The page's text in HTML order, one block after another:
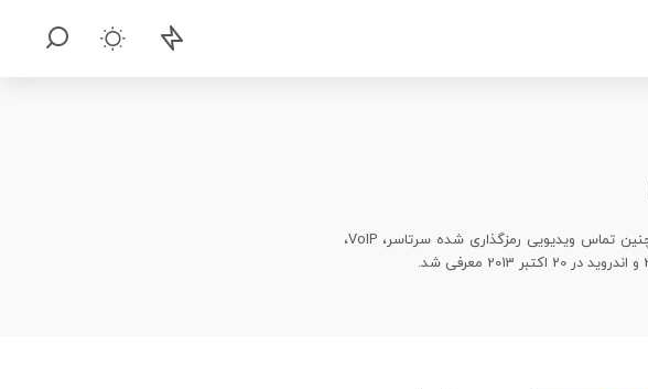
تلگرام یک سرویس پیام‌رسان چند پلتفرمی و مبتنی بر ابر است. این سرویس همچنین تماس ویدیویی رمزگذاری شده سرتاسر، VoIP،